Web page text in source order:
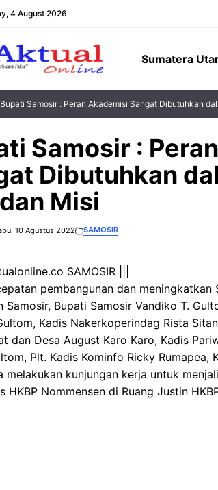
4 August 2026
Sumatera
Bupati Samosir : Peran Akademisi Sangat Dibutuhkan
Samosir :
Dibutuhkan
Misi
10 Agustus 2022 SAMOSIR
SAMOSIR |||
pembangunan dan meningkatkan
Samosir, Bupati Samosir Vandiko T.
Kadis Nakerkoperindag Rista
dan Desa August Karo Karo, Kadis
Plt. Kadis Kominfo Ricky Rumapea,
melakukan kunjungan kerja untuk
HKBP Nommensen di Ruang Justin